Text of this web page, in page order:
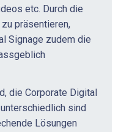
etc. Durch die
präsentieren,
Signage zudem die
die Corporate Digital
sind
Lösungen